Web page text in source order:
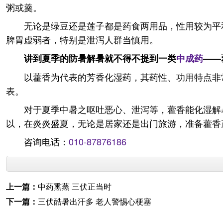
粥或羹。
无论是绿豆还是莲子都是药食两用品，性用较为
脾胃虚弱者，特别是泄泻人群当慎用。
讲到夏季的防暑解暑就不得不提到一类中成药——
以藿香为代表的芳香化湿药，其药性、功用特点
表。
对于夏季中暑之呕吐恶心、泄泻等，藿香能化湿
以，在炎炎盛夏，无论是居家还是出门旅游，准备藿
咨询电话： 010-87876186
上一篇： 中药熏蒸 三伏正当时
下一篇： 三伏酷暑出汗多 老人警惕心梗塞